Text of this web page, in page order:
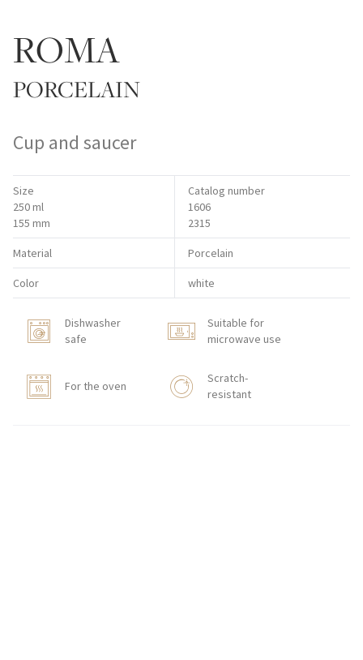
ROMA
PORCELAIN
Cup and saucer
Size
Catalog number
250 ml
1606
155 mm
2315
Material Porcelain
Color white
Dishwasher
safe
Suitable for
microwave use
For the oven
Scratch-
resistant